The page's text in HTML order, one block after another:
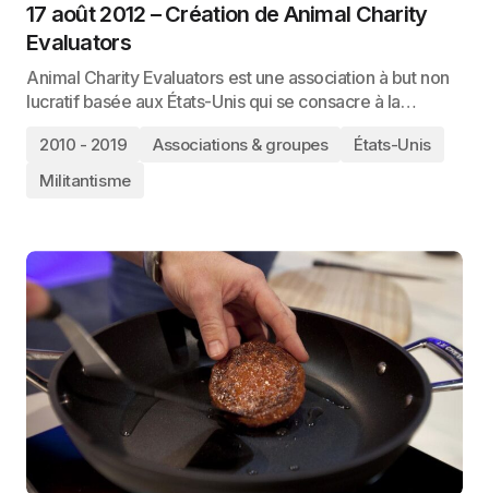
17 août 2012 – Création de Animal Charity
Evaluators
Animal Charity Evaluators est une association à but non
lucratif basée aux États-Unis qui se consacre à la…
2010 - 2019 Associations & groupes
États-Unis
Militantisme